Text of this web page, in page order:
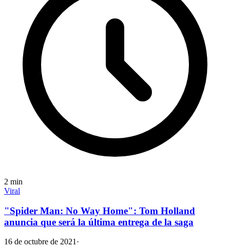
2 min
Viral
"Spider Man: No Way Home": Tom Holland
anuncia que será la última entrega de la saga
16 de octubre de 2021 ·